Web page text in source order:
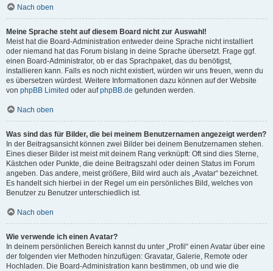
Nach oben
Meine Sprache steht auf diesem Board nicht zur Auswahl!
Meist hat die Board-Administration entweder deine Sprache nicht installiert
oder niemand hat das Forum bislang in deine Sprache übersetzt. Frage ggf.
einen Board-Administrator, ob er das Sprachpaket, das du benötigst,
installieren kann. Falls es noch nicht existiert, würden wir uns freuen, wenn du
es übersetzen würdest. Weitere Informationen dazu können auf der Website
von phpBB Limited oder aufphpBB.de gefunden werden.
Nach oben
Was sind das für Bilder, die bei meinem Benutzernamen angezeigt werden?
In der Beitragsansicht können zwei Bilder bei deinem Benutzernamen stehen.
Eines dieser Bilder ist meist mit deinem Rang verknüpft: Oft sind dies Sterne,
Kästchen oder Punkte, die deine Beitragszahl oder deinen Status im Forum
angeben. Das andere, meist größere, Bild wird auch als „Avatar“ bezeichnet.
Es handelt sich hierbei in der Regel um ein persönliches Bild, welches von
Benutzer zu Benutzer unterschiedlich ist.
Nach oben
Wie verwende ich einen Avatar?
In deinem persönlichen Bereich kannst du unter „Profil“ einen Avatar über eine
der folgenden vier Methoden hinzufügen: Gravatar, Galerie, Remote oder
Hochladen. Die Board-Administration kann bestimmen, ob und wie die